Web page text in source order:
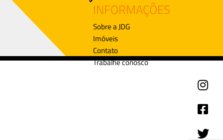
INFORMAÇÕES
Sobre a JDG
Imóveis
Contato
Trabalhe conosco